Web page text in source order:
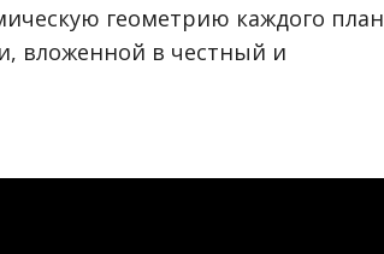
геометрию каждого
вложенной в честный и